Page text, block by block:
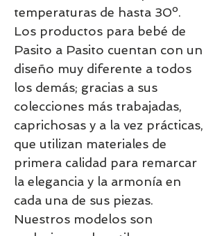
temperaturas de hasta 30º.
Los productos para bebé de
Pasito a Pasito cuentan con un
diseño muy diferente a todos
los demás; gracias a sus
colecciones más trabajadas,
caprichosas y a la vez prácticas,
que utilizan materiales de
primera calidad para remarcar
la elegancia y la armonía en
cada una de sus piezas.
Nuestros modelos son